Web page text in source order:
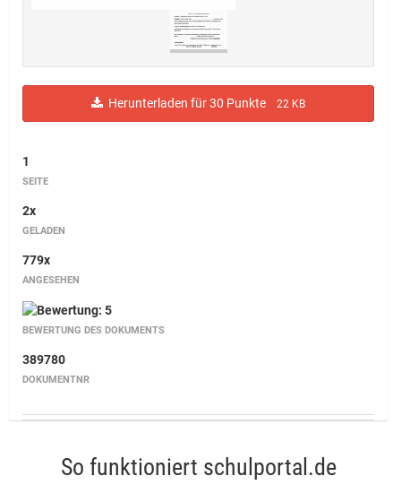
Herunterladen für 30 Punkte 22 KB
1
SEITE
2x
GELADEN
779x
ANGESEHEN
BEWERTUNG DES DOKUMENTS
389780
DOKUMENTNR
So funktioniert schulportal.de